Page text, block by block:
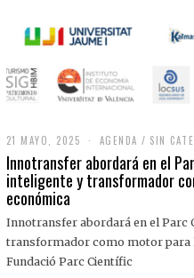
21 MAYO, 2025
M
A
Y
,
0
2
AGENDA / SIN
Innotransfer abordará en el
inteligente y transformador
económica
Innotransfer abordará en el Parc
transformador como motor para
Fundació Parc Científic